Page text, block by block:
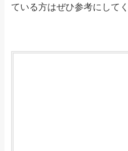
ている方はぜひ参考にしてく